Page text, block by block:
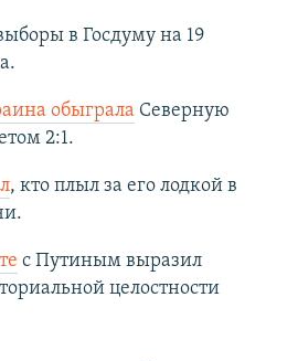
в Госдуму на 19
обыграла Северную
2:1.
, кто плыл за его лодкой в
с Путиным выразил
целостности